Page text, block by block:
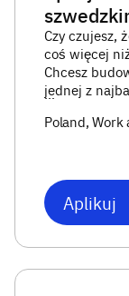
Czy czujesz,
coś więcej
Chcesz
jednej z
Poland, Work
Aplikuj